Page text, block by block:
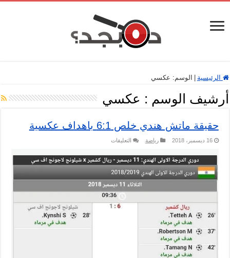
الرئيسية الوسم: عكسي
أرشيف الوسم : عكسي
حقيقة ماتش هندي خلص 6:1 باهداف عكسية
16 ديسمبر، 2018 رياضة التعليقات
هندي
خلص
6:1
باهداف
عكسية
مغلقة